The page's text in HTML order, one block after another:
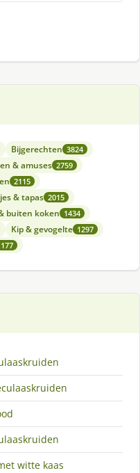
Bijgerechten 3824
& amuses 2759
2115
& tapas 2015
buiten koken 1434
Kip & gevogelte 1297
witte kaas